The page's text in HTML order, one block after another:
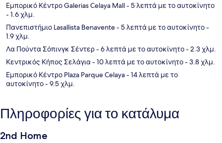
Εμπορικό Κέντρο Galerias Celaya Mall- 5 λεπτά με το αυτοκίνητο
- 1.6 χλμ.
Πανεπιστήμιο Lasallista Benavente- 5 λεπτά με το αυτοκίνητο-
1.9 χλμ.
Λα Πούντα Σόπινγκ Σέντερ- 6 λεπτά με το αυτοκίνητο- 2.3 χλμ.
Κεντρικός Κήπος Σελάγια- 10 λεπτά με το αυτοκίνητο- 3.8 χλμ.
Εμπορικό Κέντρο Plaza Parque Celaya- 14 λεπτά με το
αυτοκίνητο- 9.5 χλμ.
Πληροφορίες για το κατάλυμα
2nd Home